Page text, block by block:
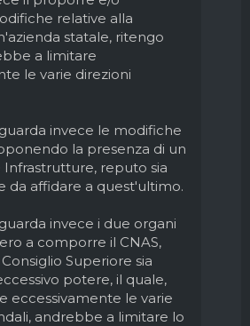
relative alla
statale, ritengo
a limitare
le varie direzioni
invece le modifiche
la presenza di un
Infrastrutture, reputo sia
da affidare a quest'ultimo.
invece i due organi
a comporre il CNAS,
Superiore sia
potere, il quale,
eccessivamente le varie
andrebbe a limitare lo